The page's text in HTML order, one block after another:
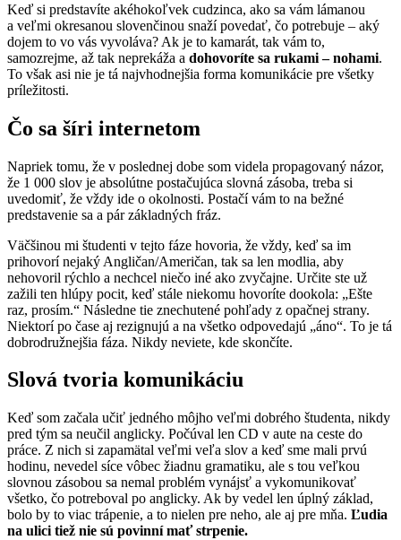
Keď si predstavíte akéhokoľvek cudzinca, ako sa vám lámanou
a veľmi okresanou slovenčinou snaží povedať, čo potrebuje – aký
dojem to vo vás vyvoláva? Ak je to kamarát, tak vám to,
samozrejme, až tak neprekáža a dohovoríte sa rukami – nohami.
To však asi nie je tá najvhodnejšia forma komunikácie pre všetky
príležitosti.
Čo sa šíri internetom
Napriek tomu, že v poslednej dobe som videla propagovaný názor,
že 1 000 slov je absolútne postačujúca slovná zásoba, treba si
uvedomiť, že vždy ide o okolnosti. Postačí vám to na bežné
predstavenie sa a pár základných fráz.
Väčšinou mi študenti v tejto fáze hovoria, že vždy, keď sa im
prihovorí nejaký Angličan/Američan, tak sa len modlia, aby
nehovoril rýchlo a nechcel niečo iné ako zvyčajne. Určite ste už
zažili ten hlúpy pocit, keď stále niekomu hovoríte dookola: „Ešte
raz, prosím.“ Následne tie znechutené pohľady z opačnej strany.
Niektorí po čase aj rezignujú a na všetko odpovedajú „áno“. To je tá
dobrodružnejšia fáza. Nikdy neviete, kde skončíte.
Slová tvoria komunikáciu
Keď som začala učiť jedného môjho veľmi dobrého študenta, nikdy
pred tým sa neučil anglicky. Počúval len CD v aute na ceste do
práce. Z nich si zapamätal veľmi veľa slov a keď sme mali prvú
hodinu, nevedel síce vôbec žiadnu gramatiku, ale s tou veľkou
slovnou zásobou sa nemal problém vynájsť a vykomunikovať
všetko, čo potreboval po anglicky. Ak by vedel len úplný základ,
bolo by to viac trápenie, a to nielen pre neho, ale aj pre mňa. Ľudia
na ulici tiež nie sú povinní mať strpenie.